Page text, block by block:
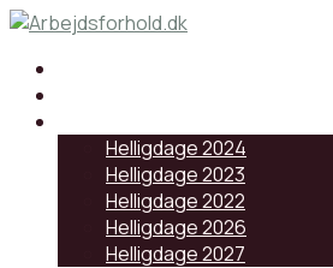
Helligdage 2024
Helligdage 2023
Helligdage 2022
Helligdage 2026
Helligdage 2027